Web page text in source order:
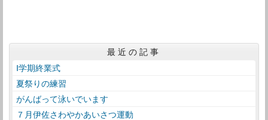
最近の記事
Ⅰ学期終業式
夏祭りの練習
がんばって泳いでいます
７月伊佐さわやかあいさつ運動